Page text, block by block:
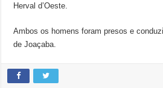
Herval d’Oeste.
Ambos os homens foram presos e
de Joaçaba.